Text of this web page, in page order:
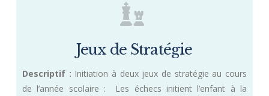
Jeux de Stratégie
Descriptif : Initiation à deux jeux de stratégie au cours
de l’année scolaire :  Les échecs initient l’enfant à la